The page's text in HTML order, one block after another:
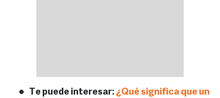
Te puede interesar: ¿Qué significa que un